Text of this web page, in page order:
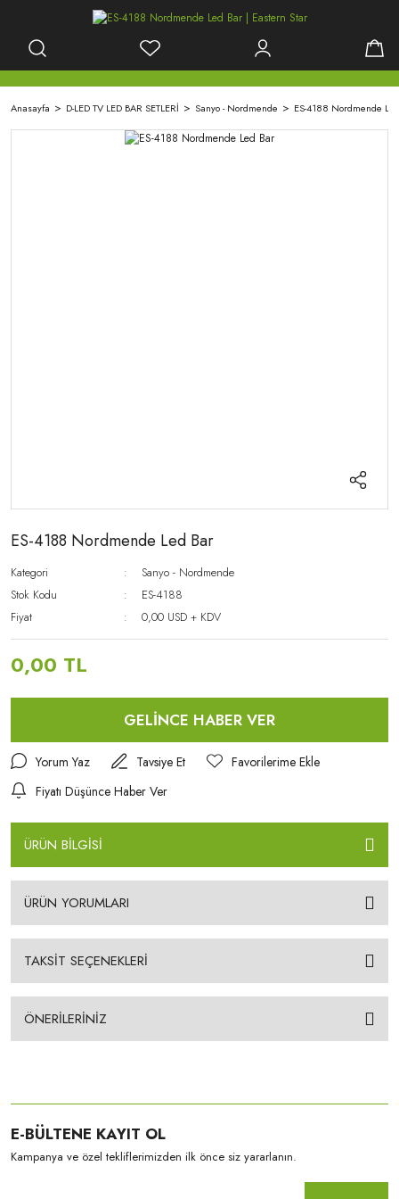
Anasayfa D-LED TV LED BAR SETLERİ Sanyo - Nordmende ES-4188 Nordmende
ES-4188 Nordmende Led Bar
Kategori
Sanyo - Nordmende
Stok Kodu
ES-4188
Fiyat
0,00 USD + KDV
0,00 TL
GELİNCE HABER VER
Yorum Yaz
Tavsiye Et
Fiyatı Düşünce Haber Ver
ÜRÜN BİLGİSİ
ÜRÜN YORUMLARI
TAKSİT SEÇENEKLERİ
ÖNERİLERİNİZ
E-BÜLTENE KAYIT OL
Kampanya ve özel tekliflerimizden ilk önce siz yararlanın.